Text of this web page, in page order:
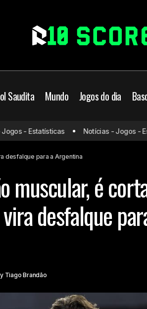
Saudita Mundo Jogos do dia
Balerdi sofre lesão muscular, é
a Argentina
- Estatísticas Notícias - Jogos -
desfalque para a Argentina
muscular, é
desfalque
Tiago Brandão